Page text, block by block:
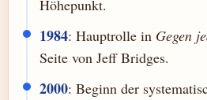
Höhepunkt.
1984: Hauptrolle in Gegen
Seite von Jeff Bridges.
2000: Beginn der